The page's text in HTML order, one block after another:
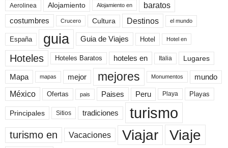
Aerolinea Alojamiento Alojamiento en baratos
costumbres Crucero Cultura Destinos el mundo
España guia Guia de Viajes Hotel Hotel en
Hoteles Hoteles Baratos hoteles en Italia Lugares
Mapa mapas mejor mejores Monumentos mundo
México Ofertas pais Paises Peru Playa Playas
Principales Sitios tradiciones turismo
turismo en Vacaciones Viajar Viaje